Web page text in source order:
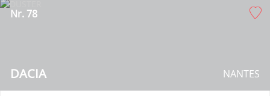
DACIA
Nr. 78
NANTES